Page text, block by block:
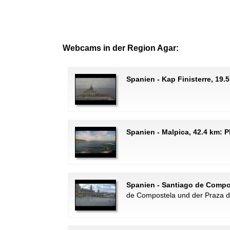
Webcams in der Region Agar:
Spanien - Kap Finisterre,
Spanien - Malpica, 42.4 km:
Spanien - Santiago de
de Compostela und der Praza